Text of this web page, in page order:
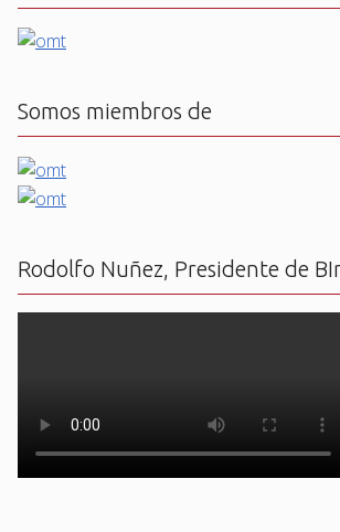
Somos miembros de
Rodolfo Nuñez, Presidente de